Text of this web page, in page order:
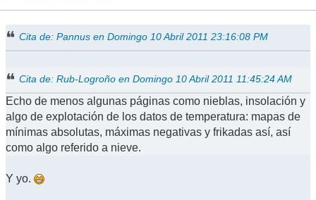
Cita de: Pannus en Domingo 10 Abril 2011 23:16:08 PM
Cita de: Rub-Logroño en Domingo 10 Abril 2011 11:45:24 AM
Echo de menos algunas páginas como nieblas, insolación y
algo de explotación de los datos de temperatura: mapas de
mínimas absolutas, máximas negativas y frikadas así, así
como algo referido a nieve.
Y yo.